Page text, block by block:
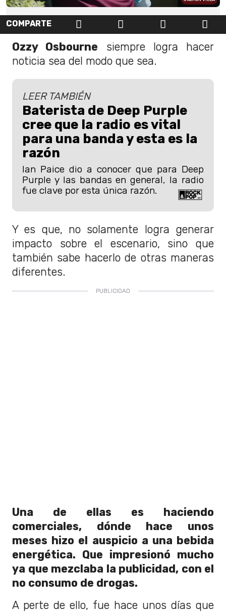
COMPARTE
Ozzy Osbourne siempre logra hacer
noticia sea del modo que sea.
LEER TAMBIÉN
Baterista de Deep Purple
cree que la radio es vital
para una banda y esta es la
razón
Ian Paice dio a conocer que para Deep
Purple y las bandas en general, la radio
fue clave por esta única razón.
Y es que, no solamente logra generar
impacto sobre el escenario, sino que
también sabe hacerlo de otras maneras
diferentes.
Una de ellas es haciendo
comerciales, dónde hace unos
meses hizo el auspicio a una bebida
energética. Que impresionó mucho
ya que mezclaba la publicidad, con el
no consumo de drogas.
A perte de ello, fue hace unos días que